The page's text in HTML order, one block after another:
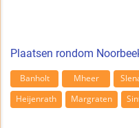
Plaatsen rondom
Banholt Mheer
Heijenrath
Margraten